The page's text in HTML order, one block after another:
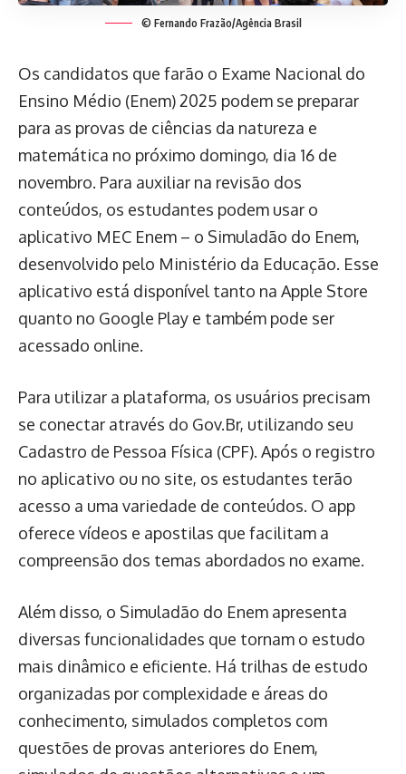
© Fernando Frazão/Agência Brasil
Os candidatos que farão o Exame Nacional do
Ensino Médio (Enem) 2025 podem se preparar
para as provas de ciências da natureza e
matemática no próximo domingo, dia 16 de
novembro. Para auxiliar na revisão dos
conteúdos, os estudantes podem usar o
aplicativo MEC Enem – o Simuladão do Enem,
desenvolvido pelo Ministério da Educação. Esse
aplicativo está disponível tanto na Apple Store
quanto no Google Play e também pode ser
acessado online.
Para utilizar a plataforma, os usuários precisam
se conectar através do Gov.Br, utilizando seu
Cadastro de Pessoa Física (CPF). Após o registro
no aplicativo ou no site, os estudantes terão
acesso a uma variedade de conteúdos. O app
oferece vídeos e apostilas que facilitam a
compreensão dos temas abordados no exame.
Além disso, o Simuladão do Enem apresenta
diversas funcionalidades que tornam o estudo
mais dinâmico e eficiente. Há trilhas de estudo
organizadas por complexidade e áreas do
conhecimento, simulados completos com
questões de provas anteriores do Enem,